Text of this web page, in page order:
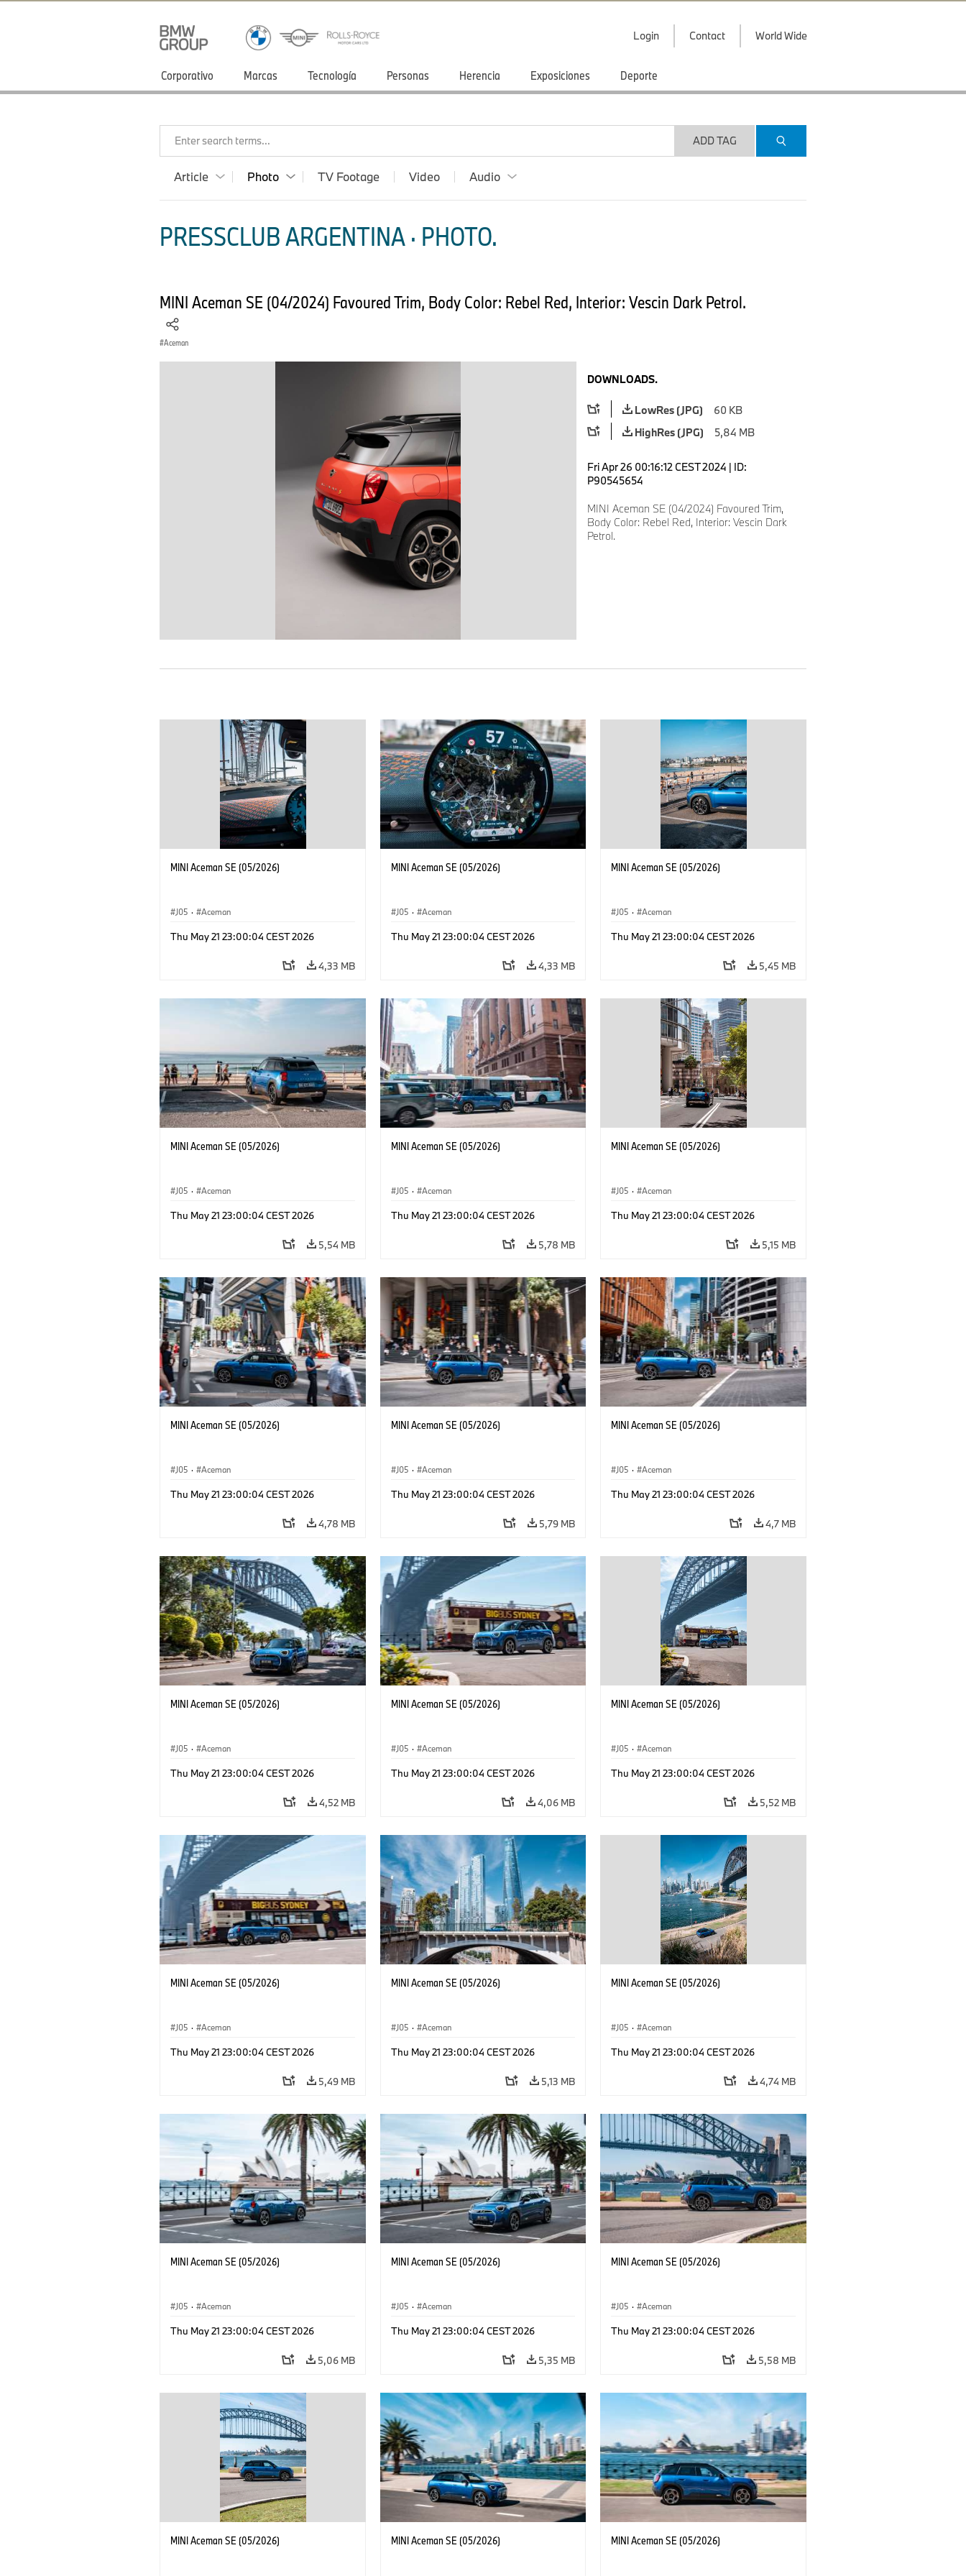
Login Contact World Wide
Corporativo Marcas Tecnología Personas Herencia Exposiciones Deporte
Enter search terms... ADD TAG
Article Photo TV Footage Video Audio
PRESSCLUB ARGENTINA · PHOTO.
MINI Aceman SE (04/2024) Favoured Trim, Body Color: Rebel Red, Interior: Vescin Dark Petrol.
Aceman
DOWNLOADS.
LowRes (JPG)
60 KB
HighRes (JPG)
5,84 MB
Fri Apr 26 00:16:12 CEST 2024 | ID:
P90545654
MINI Aceman SE (04/2024) Favoured Trim,
Body Color: Rebel Red, Interior: Vescin Dark
Petrol.
MINI Aceman SE (05/2026)
J05 · Aceman
Thu May 21 23:00:04 CEST 2026
4,33 MB
MINI Aceman SE (05/2026)
J05 · Aceman
Thu May 21 23:00:04 CEST 2026
4,33 MB
MINI Aceman SE (05/2026)
J05 · Aceman
Thu May 21 23:00:04 CEST 2026
5,45 MB
MINI Aceman SE (05/2026)
J05 · Aceman
Thu May 21 23:00:04 CEST 2026
5,54 MB
MINI Aceman SE (05/2026)
J05 · Aceman
Thu May 21 23:00:04 CEST 2026
5,78 MB
MINI Aceman SE (05/2026)
J05 · Aceman
Thu May 21 23:00:04 CEST 2026
5,15 MB
MINI Aceman SE (05/2026)
J05 · Aceman
Thu May 21 23:00:04 CEST 2026
4,78 MB
MINI Aceman SE (05/2026)
J05 · Aceman
Thu May 21 23:00:04 CEST 2026
5,79 MB
MINI Aceman SE (05/2026)
J05 · Aceman
Thu May 21 23:00:04 CEST 2026
4,7 MB
MINI Aceman SE (05/2026)
J05 · Aceman
Thu May 21 23:00:04 CEST 2026
4,52 MB
MINI Aceman SE (05/2026)
J05 · Aceman
Thu May 21 23:00:04 CEST 2026
4,06 MB
MINI Aceman SE (05/2026)
J05 · Aceman
Thu May 21 23:00:04 CEST 2026
5,52 MB
MINI Aceman SE (05/2026)
J05 · Aceman
Thu May 21 23:00:04 CEST 2026
5,49 MB
MINI Aceman SE (05/2026)
J05 · Aceman
Thu May 21 23:00:04 CEST 2026
5,13 MB
MINI Aceman SE (05/2026)
J05 · Aceman
Thu May 21 23:00:04 CEST 2026
4,74 MB
MINI Aceman SE (05/2026)
J05 · Aceman
Thu May 21 23:00:04 CEST 2026
5,06 MB
MINI Aceman SE (05/2026)
J05 · Aceman
Thu May 21 23:00:04 CEST 2026
5,35 MB
MINI Aceman SE (05/2026)
J05 · Aceman
Thu May 21 23:00:04 CEST 2026
5,58 MB
MINI Aceman SE (05/2026) MINI Aceman SE (05/2026) MINI Aceman SE (05/2026)